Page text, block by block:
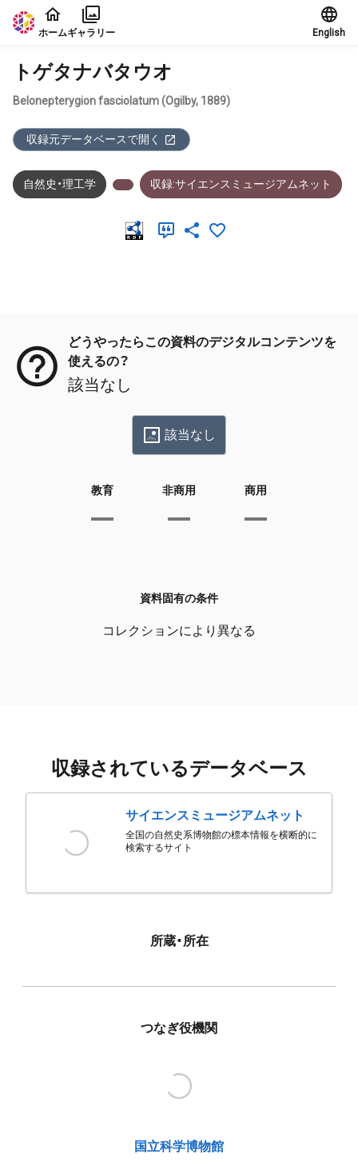
本文に飛ぶ
ホームギャラリー English
トゲタナバタウオ
Belonepterygion fasciolatum (Ogilby, 1889)
収録元データベースで開く
自然史・理工学 収録:サイエンスミュージアムネット
どうやったらこの資料のデジタルコンテンツを
使えるの？
該当なし
該当なし
教育 非商用 商用
資料固有の条件
コレクションにより異なる
収録されているデータベース
サイエンスミュージアムネット
全国の自然史系博物館の標本情報を横断的に
検索するサイト
所蔵・所在
つなぎ役機関
国立科学博物館